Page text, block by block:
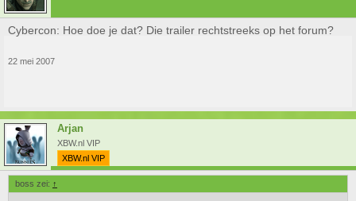
Cybercon: Hoe doe je dat? Die trailer rechtstreeks op het forum?
22 mei 2007
Arjan
XBW.nl VIP
XBW.nl VIP
boss zei: ↑